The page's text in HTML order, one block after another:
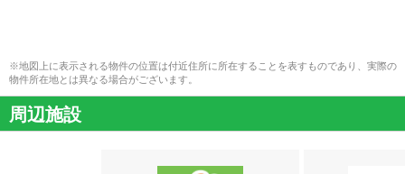
※地図上に表示される物件の位置は付近住所に所在することを表すものであり、実際の
物件所在地とは異なる場合がございます。
周辺施設